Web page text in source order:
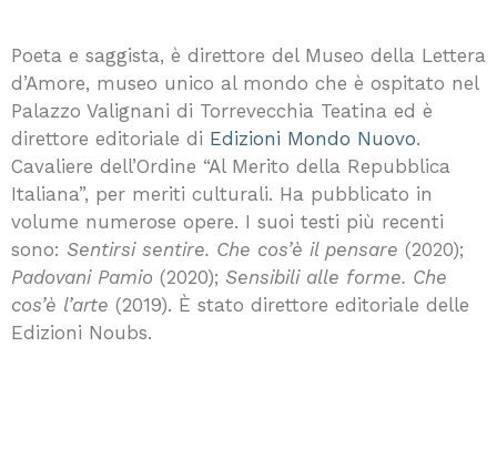
Poeta e saggista, è direttore del Museo della Lettera
d’Amore, museo unico al mondo che è ospitato nel
Palazzo Valignani di Torrevecchia Teatina ed è
direttore editoriale di Edizioni Mondo Nuovo.
Cavaliere dell’Ordine “Al Merito della Repubblica
Italiana”, per meriti culturali. Ha pubblicato in
volume numerose opere. I suoi testi più recenti
sono: Sentirsi sentire. Che cos’è il pensare (2020);
Padovani Pamio (2020); Sensibili alle forme. Che
cos’è l’arte (2019). È stato direttore editoriale delle
Edizioni Noubs.